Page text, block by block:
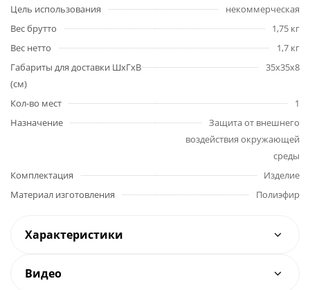
Цель использования
некоммерческая
Вес брутто
1,75 кг
Вес нетто
1,7 кг
Габариты для доставки ШхГхВ
(см)
35х35х8
Кол-во мест
1
Назначение
Защита от внешнего
воздействия окружающей
среды
Комплектация
Изделие
Материал изготовления
Полиэфир
Характеристики
Видео